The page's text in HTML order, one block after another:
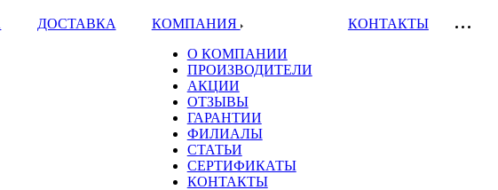
ДОСТАВКА
КОМПАНИЯ
О КОМПАНИИ
ПРОИЗВОДИТЕЛИ
АКЦИИ
ОТЗЫВЫ
ГАРАНТИИ
ФИЛИАЛЫ
СТАТЬИ
СЕРТИФИКАТЫ
КОНТАКТЫ
КОНТАКТЫ